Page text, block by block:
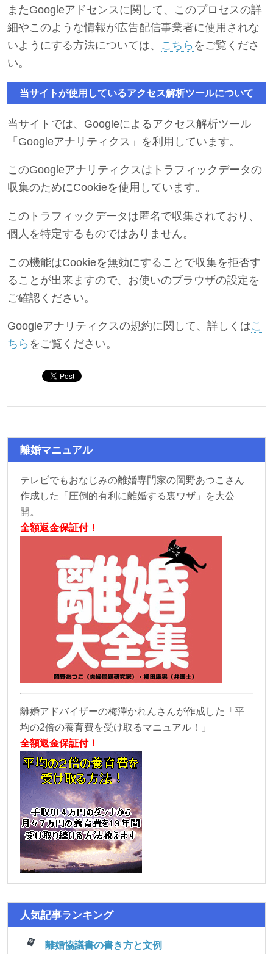
またGoogleアドセンスに関して、このプロセスの詳
細やこのような情報が広告配信事業者に使用されな
いようにする方法については、 こちら をご覧くださ
い。
当サイトが使用しているアクセス解析ツールについて
当サイトでは、Googleによるアクセス解析ツール
「Googleアナリティクス」を利用しています。
このGoogleアナリティクスはトラフィックデータの
収集のためにCookieを使用しています。
このトラフィックデータは匿名で収集されており、
個人を特定するものではありません。
この機能はCookieを無効にすることで収集を拒否す
ることが出来ますので、お使いのブラウザの設定を
ご確認ください。
Googleアナリティクスの規約に関して、詳しくはこ
ちら をご覧ください。
離婚マニュアル
テレビでもおなじみの離婚専門家の岡野あつこさん
作成した「圧倒的有利に離婚する裏ワザ」を大公
開。
全額返金保証付！
離婚アドバイザーの梅澤かれんさんが作成した「平
均の2倍の養育費を受け取るマニュアル！」
全額返金保証付！
人気記事ランキング
離婚協議書の書き方と文例